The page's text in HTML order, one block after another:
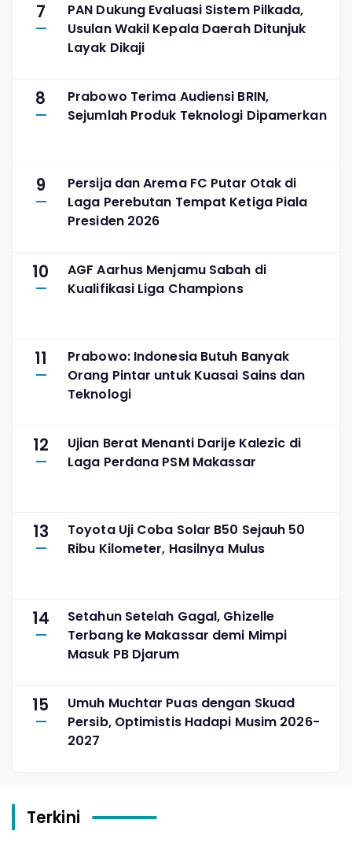
7
PAN Dukung Evaluasi Sistem Pilkada,
Usulan Wakil Kepala Daerah Ditunjuk
Layak Dikaji
8
Prabowo Terima Audiensi BRIN,
Sejumlah Produk Teknologi Dipamerkan
9
Persija dan Arema FC Putar Otak di
Laga Perebutan Tempat Ketiga Piala
Presiden 2026
10
AGF Aarhus Menjamu Sabah di
Kualifikasi Liga Champions
11
Prabowo: Indonesia Butuh Banyak
Orang Pintar untuk Kuasai Sains dan
Teknologi
12
Ujian Berat Menanti Darije Kalezic di
Laga Perdana PSM Makassar
13
Toyota Uji Coba Solar B50 Sejauh 50
Ribu Kilometer, Hasilnya Mulus
14
Setahun Setelah Gagal, Ghizelle
Terbang ke Makassar demi Mimpi
Masuk PB Djarum
15
Umuh Muchtar Puas dengan Skuad
Persib, Optimistis Hadapi Musim 2026-
2027
Terkini